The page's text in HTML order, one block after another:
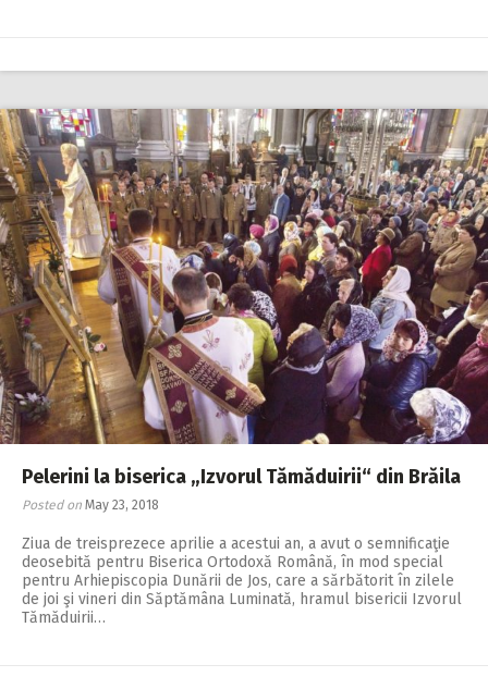
Pelerini la biserica „Izvorul Tămăduirii“ din Brăila
Posted on May 23, 2018
Ziua de treisprezece aprilie a acestui an, a avut o semnificaţie
deosebită pentru Biserica Ortodoxă Română, în mod special
pentru Arhiepiscopia Dunării de Jos, care a sărbătorit în zilele
de joi şi vineri din Săptămâna Luminată, hramul bisericii Izvorul
Tămăduirii…